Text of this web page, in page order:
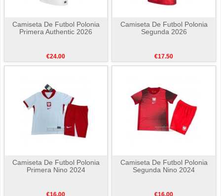
Camiseta De Futbol Polonia
Primera Authentic 2026
€24.00
Camiseta De Futbol Polonia
Segunda 2026
€17.50
Camiseta De Futbol Polonia
Primera Nino 2024
€16.00
Camiseta De Futbol Polonia
Segunda Nino 2024
€16.00